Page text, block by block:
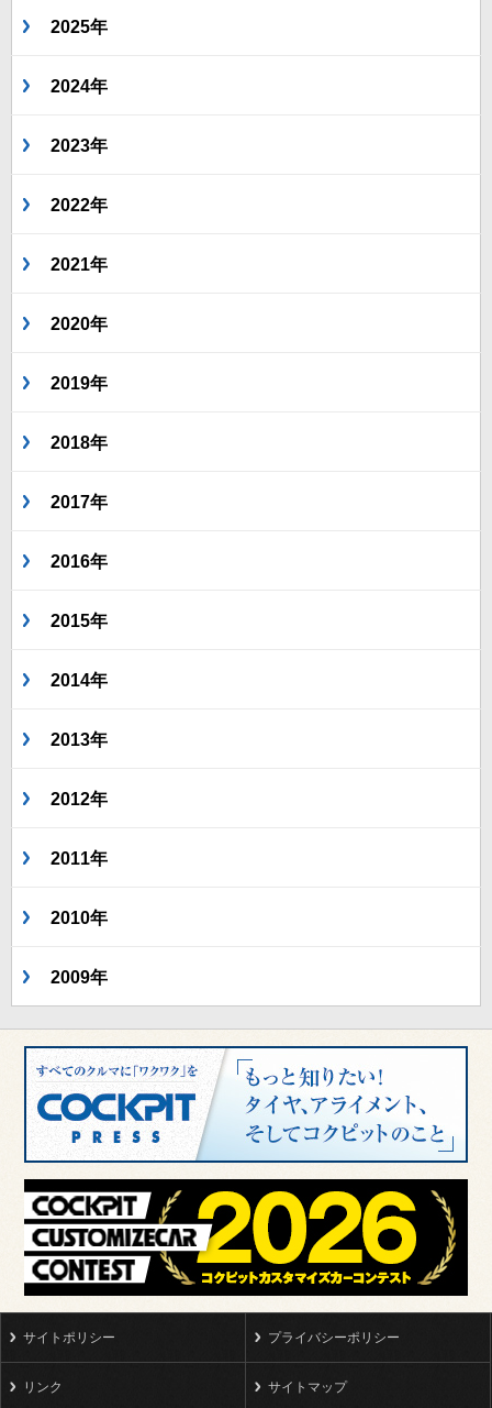
2025年
2024年
2023年
2022年
2021年
2020年
2019年
2018年
2017年
2016年
2015年
2014年
2013年
2012年
2011年
2010年
2009年
サイトポリシー プライバシーポリシー
リンク サイトマップ